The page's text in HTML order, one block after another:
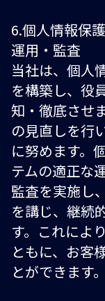
6.個人情報保
運用・監査
当社は、個人
を構築し、役
知・徹底させ
の見直しを行
に努めます。
テムの適正な
監査を実施し
を講じ、継続
す。これによ
ともに、お客
とができます。